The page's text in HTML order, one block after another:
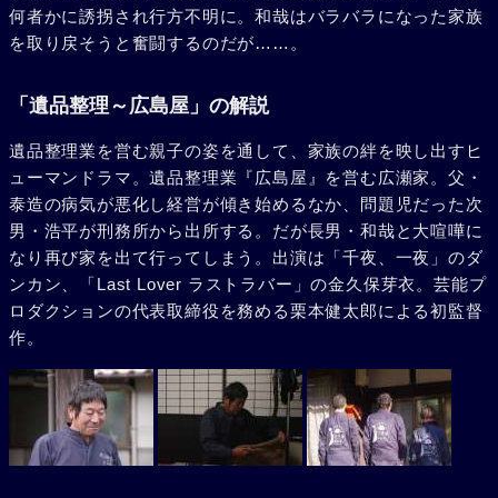
何者かに誘拐され行方不明に。和哉はバラバラになった家族
を取り戻そうと奮闘するのだが……。
「遺品整理～広島屋」の解説
遺品整理業を営む親子の姿を通して、家族の絆を映し出すヒ
ューマンドラマ。遺品整理業『広島屋』を営む広瀬家。父・
泰造の病気が悪化し経営が傾き始めるなか、問題児だった次
男・浩平が刑務所から出所する。だが長男・和哉と大喧嘩に
なり再び家を出て行ってしまう。出演は「千夜、一夜」のダ
ンカン、「Last Lover ラストラバー」の金久保芽衣。芸能プ
ロダクションの代表取締役を務める栗本健太郎による初監督
作。